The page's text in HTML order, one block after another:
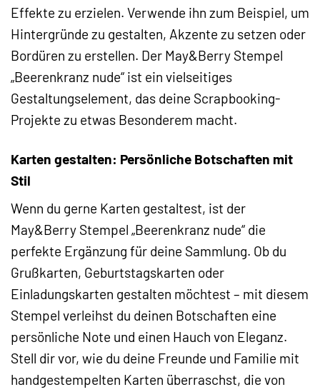
Effekte zu erzielen. Verwende ihn zum Beispiel, um
Hintergründe zu gestalten, Akzente zu setzen oder
Bordüren zu erstellen. Der May&Berry Stempel
„Beerenkranz nude“ ist ein vielseitiges
Gestaltungselement, das deine Scrapbooking-
Projekte zu etwas Besonderem macht.
Karten gestalten: Persönliche Botschaften mit
Stil
Wenn du gerne Karten gestaltest, ist der
May&Berry Stempel „Beerenkranz nude“ die
perfekte Ergänzung für deine Sammlung. Ob du
Grußkarten, Geburtstagskarten oder
Einladungskarten gestalten möchtest – mit diesem
Stempel verleihst du deinen Botschaften eine
persönliche Note und einen Hauch von Eleganz.
Stell dir vor, wie du deine Freunde und Familie mit
handgestempelten Karten überraschst, die von